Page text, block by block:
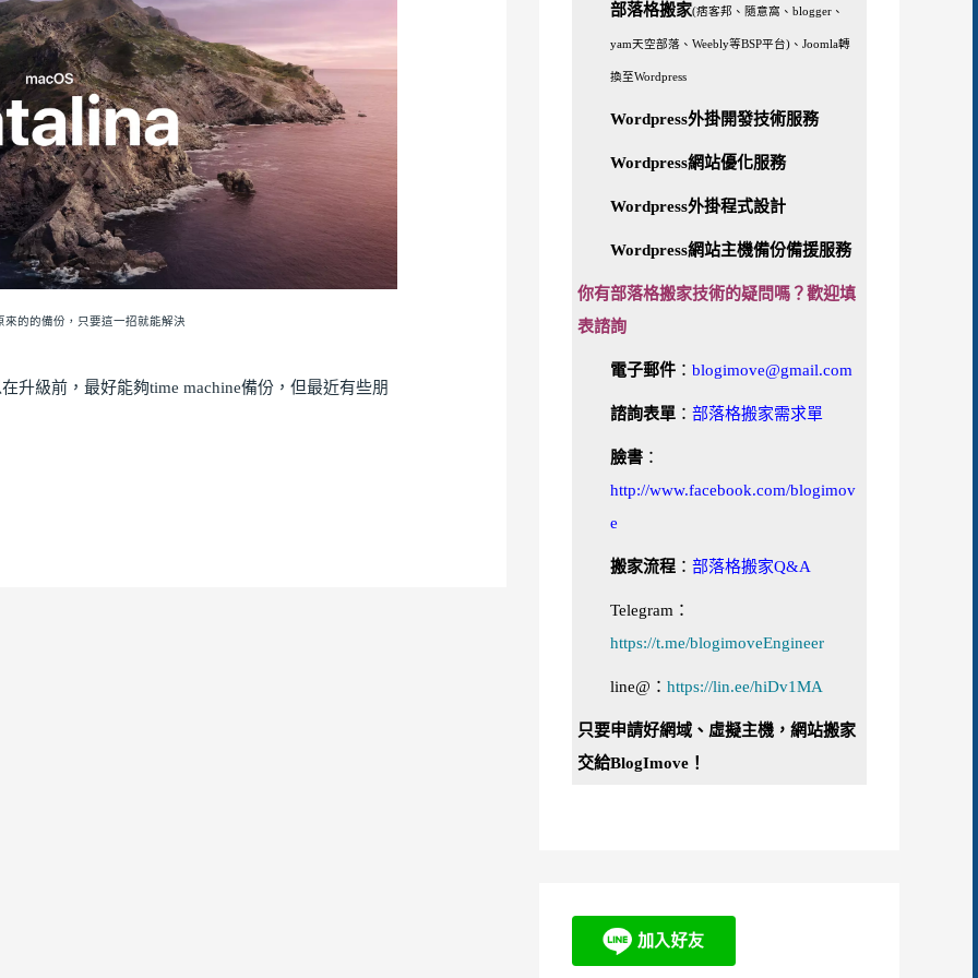
的的備份，只要這一招就能解決
升級前，最好能夠time machine備份，但最近有些朋
部落格搬家(痞客邦、隨意窩、blogger、
yam天空部落、Weebly等BSP平台)、Joomla轉
換至Wordpress
Wordpress外掛開發技術服務
Wordpress網站優化服務
Wordpress外掛程式設計
Wordpress網站主機備份備援服務
你有部落格搬家技術的疑問嗎？歡迎填
表諮詢
電子郵件 ： blogimove@gmail.com
諮詢表單 ： 部落格搬家需求單
臉書 ：
http://www.facebook.com/blogimov
e
搬家流程 ： 部落格搬家Q&A
Telegram：
https://t.me/blogimoveEngineer
line@： https://lin.ee/hiDv1MA
只要申請好網域、虛擬主機，網站搬家
交給BlogImove！